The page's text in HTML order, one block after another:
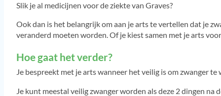
Slik je al medicijnen voor de ziekte van Graves?
Ook dan is het belangrijk om aan je arts te vertellen dat je
veranderd moeten worden. Of je kiest samen met je arts
Hoe gaat het verder?
Je bespreekt met je arts wanneer het veilig is om zwanger te
Je kunt meestal veilig zwanger worden als deze 2 dingen na